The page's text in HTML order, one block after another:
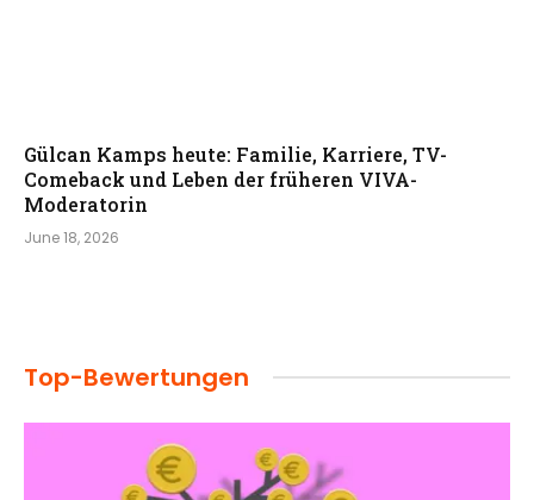
Gülcan Kamps heute: Familie, Karriere, TV-
Comeback und Leben der früheren VIVA-
Moderatorin
June 18, 2026
Top-Bewertungen